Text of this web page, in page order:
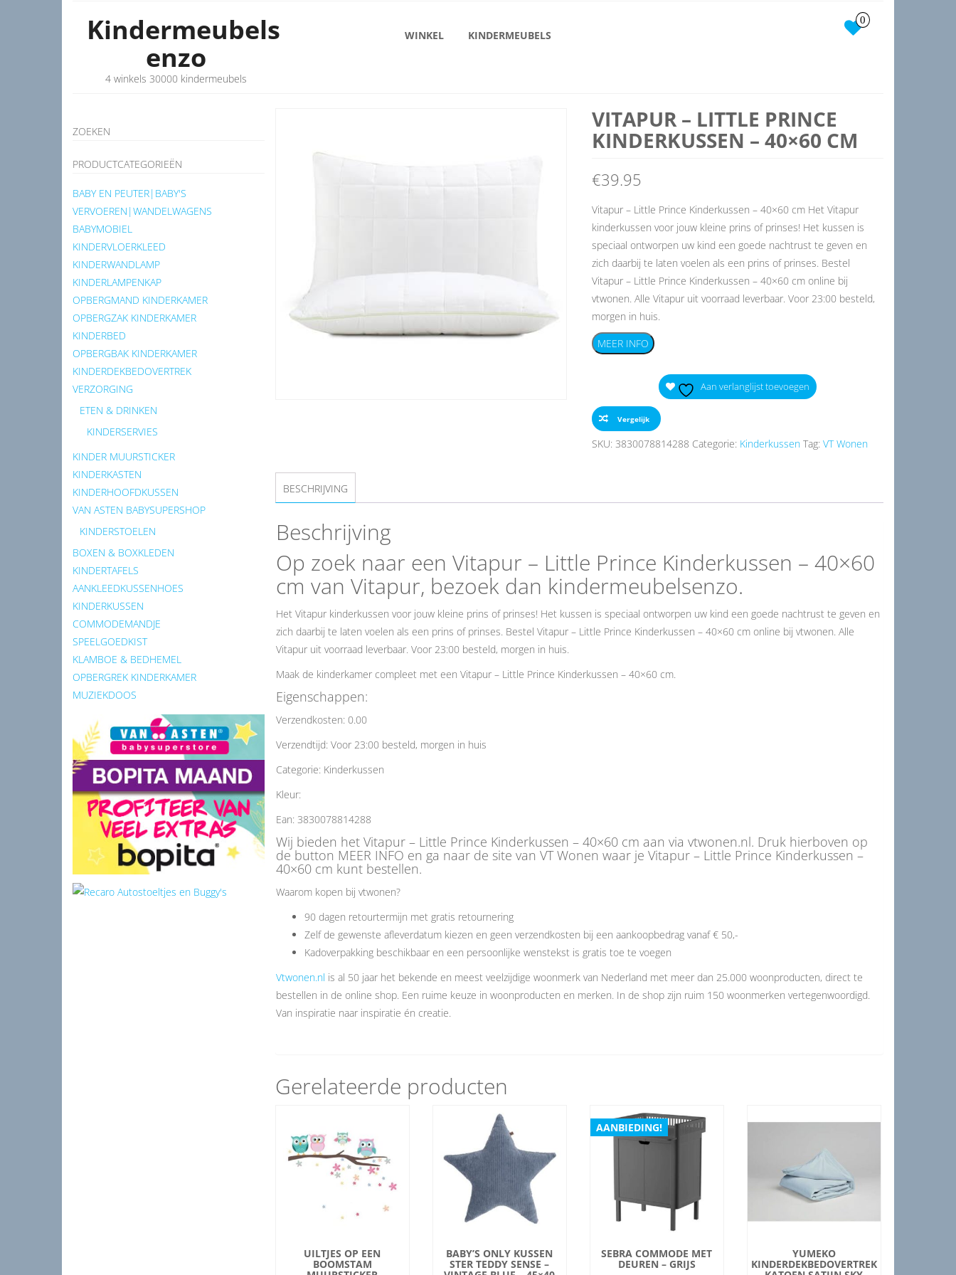
Kindermeubels
enzo
4 winkels 30000 kindermeubels
0
WINKEL KINDERMEUBELS
ZOEKEN
PRODUCTCATEGORIEËN
BABY EN PEUTER|BABY'S
VERVOEREN|WANDELWAGENS
BABYMOBIEL
KINDERVLOERKLEED
KINDERWANDLAMP
KINDERLAMPENKAP
OPBERGMAND KINDERKAMER
OPBERGZAK KINDERKAMER
KINDERBED
OPBERGBAK KINDERKAMER
KINDERDEKBEDOVERTREK
VERZORGING
ETEN & DRINKEN
KINDERSERVIES
KINDER MUURSTICKER
KINDERKASTEN
KINDERHOOFDKUSSEN
VAN ASTEN BABYSUPERSHOP
KINDERSTOELEN
BOXEN & BOXKLEDEN
KINDERTAFELS
AANKLEEDKUSSENHOES
KINDERKUSSEN
COMMODEMANDJE
SPEELGOEDKIST
KLAMBOE & BEDHEMEL
OPBERGREK KINDERKAMER
MUZIEKDOOS
VITAPUR – LITTLE PRINCE
KINDERKUSSEN – 40×60 CM
€39.95
Vitapur – Little Prince Kinderkussen – 40×60 cm Het Vitapur
kinderkussen voor jouw kleine prins of prinses! Het kussen is
speciaal ontworpen uw kind een goede nachtrust te geven en
zich daarbij te laten voelen als een prins of prinses. Bestel
Vitapur – Little Prince Kinderkussen – 40×60 cm online bij
vtwonen. Alle Vitapur uit voorraad leverbaar. Voor 23:00 besteld,
morgen in huis.
MEER INFO
Aan verlanglijst toevoegen
Vergelijk
SKU: 3830078814288 Categorie: Kinderkussen Tag: VT Wonen
BESCHRIJVING
Beschrijving
Op zoek naar een Vitapur – Little Prince Kinderkussen – 40×60
cm van Vitapur, bezoek dan kindermeubelsenzo.
Het Vitapur kinderkussen voor jouw kleine prins of prinses! Het kussen is speciaal ontworpen uw kind een goede nachtrust te geven en
zich daarbij te laten voelen als een prins of prinses. Bestel Vitapur – Little Prince Kinderkussen – 40×60 cm online bij vtwonen. Alle
Vitapur uit voorraad leverbaar. Voor 23:00 besteld, morgen in huis.
Maak de kinderkamer compleet met een Vitapur – Little Prince Kinderkussen – 40×60 cm.
Eigenschappen:
Verzendkosten: 0.00
Verzendtijd: Voor 23:00 besteld, morgen in huis
Categorie: Kinderkussen
Kleur:
Ean: 3830078814288
Wij bieden het Vitapur – Little Prince Kinderkussen – 40×60 cm aan via vtwonen.nl. Druk hierboven op
de button MEER INFO en ga naar de site van VT Wonen waar je Vitapur – Little Prince Kinderkussen –
40×60 cm kunt bestellen.
Waarom kopen bij vtwonen?
90 dagen retourtermijn met gratis retournering
Zelf de gewenste afleverdatum kiezen en geen verzendkosten bij een aankoopbedrag vanaf € 50,-
Kadoverpakking beschikbaar en een persoonlijke wenstekst is gratis toe te voegen
Vtwonen.nl is al 50 jaar het bekende en meest veelzijdige woonmerk van Nederland met meer dan 25.000 woonproducten, direct te
bestellen in de online shop. Een ruime keuze in woonproducten en merken. In de shop zijn ruim 150 woonmerken vertegenwoordigd.
Van inspiratie naar inspiratie én creatie.
Gerelateerde producten
UILTJES OP EEN
BOOMSTAM
BABY’S ONLY KUSSEN
STER TEDDY SENSE –
AANBIEDING!
SEBRA COMMODE MET
DEUREN – GRIJS
YUMEKO
KINDERDEKBEDOVERTREK